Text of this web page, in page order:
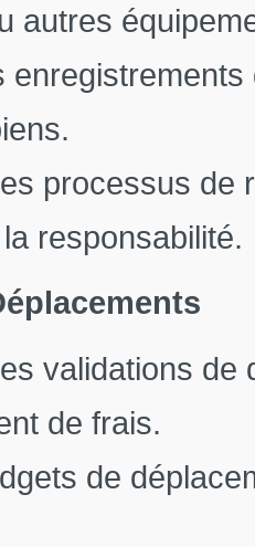
autres
processus de
responsabilité.
validations de
de frais.
de